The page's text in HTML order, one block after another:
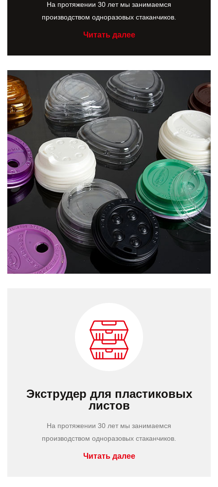
На протяжении 30 лет мы занимаемся
производством одноразовых стаканчиков.
Читать далее
Экструдер для пластиковых
листов
На протяжении 30 лет мы занимаемся
производством одноразовых стаканчиков.
Читать далее